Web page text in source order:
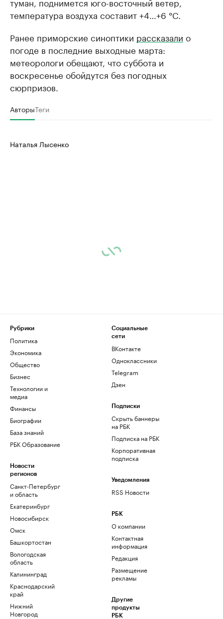
температура воздуха составит +4…+6 °C.
Ранее приморские синоптики рассказали о
погоде в последние выходные марта:
метеорологи обещают, что суббота и
воскресенье обойдутся без погодных
сюрпризов.
АвторыТеги
Наталья Лысенко
Рубрики
Политика
Экономика
Общество
Бизнес
Технологии и
медиа
Финансы
Биографии
База знаний
РБК Образование
Новости
регионов
Санкт-Петербург
и область
Екатеринбург
Новосибирск
Омск
Башкортостан
Вологодская
область
Калининград
Краснодарский
край
Нижний
Новгород
Социальные
сети
ВКонтакте
Одноклассники
Telegram
Дзен
Подписки
Скрыть баннеры
на РБК
Подписка на РБК
Корпоративная
подписка
Уведомления
RSS Новости
РБК
О компании
Контактная
информация
Редакция
Размещение
рекламы
Другие
продукты
РБК